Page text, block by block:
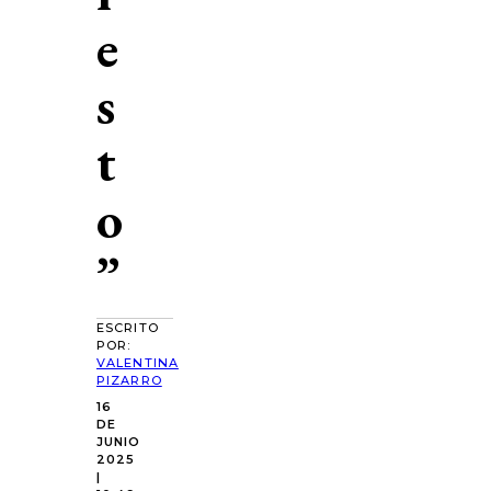
e
s
t
o
”
ESCRITO
POR:
VALENTINA
PIZARRO
16
DE
JUNIO
2025
|